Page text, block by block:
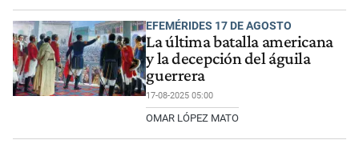
EFEMÉRIDES 17 DE AGOSTO
La última batalla americana
y la decepción del águila
guerrera
17-08-2025 05:00
OMAR LÓPEZ MATO